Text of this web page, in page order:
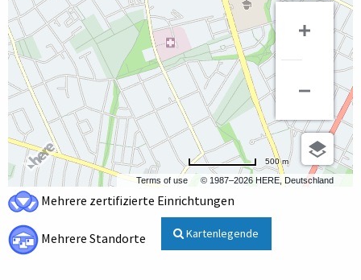
Terms of use © 1987–2026 HERE, Deutschland
500 m
Mehrere zertifizierte Einrichtungen
Mehrere Standorte Kartenlegende